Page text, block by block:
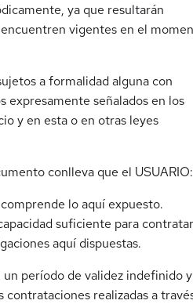
ya que resultarán
vigentes en el
a formalidad alguna con
expresamente señalados en los
y en esta o en otras leyes
conlleva que el USUARIO:
lo aquí expuesto.
suficiente para
aquí dispuestas.
período de validez indefinido y
contrataciones realizadas a